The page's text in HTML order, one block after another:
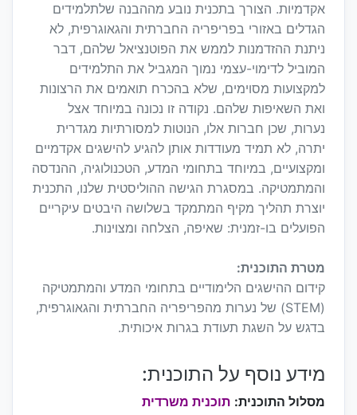
אקדמיות. הצורך בתכנית נובע מההבנה שלתלמידים
הגדלים באזורי בפריפריה החברתית והגאוגרפית, לא
ניתנת ההזדמנות לממש את הפוטנציאל שלהם, דבר
המוביל לדימוי-עצמי נמוך המגביל את התלמידים
למקצועות מסוימים, שלא בהכרח תואמים את הרצונות
ואת השאיפות שלהם. נקודה זו נכונה במיוחד אצל
נערות, שכן חברות אלו, הנוטות למסורתיות מגדרית
יתרה, לא תמיד מעודדות אותן להגיע להישגים אקדמיים
ומקצועיים, במיוחד בתחומי המדע, הטכנולוגיה, ההנדסה
והמתמטיקה. במסגרת הגישה ההוליסטית שלנו, התכנית
יוצרת תהליך מקיף המתמקד בשלושה היבטים עיקריים
הפועלים בו-זמנית: שאיפה, הצלחה ומצוינות.
מטרת התוכנית:
קידום ההישגים הלימודיים בתחומי המדע והמתמטיקה
(STEM) של נערות מהפריפריה החברתית והגאוגרפית,
בדגש על השגת תעודת בגרות איכותית.
מידע נוסף על התוכנית:
מסלול התוכנית: תוכנית משרדית